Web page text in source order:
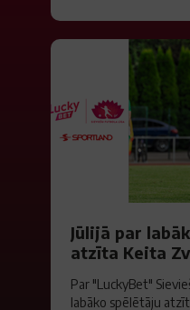
Jūlijā par
atzīta Keita
Par "LuckyBet"
labāko spēlētāju